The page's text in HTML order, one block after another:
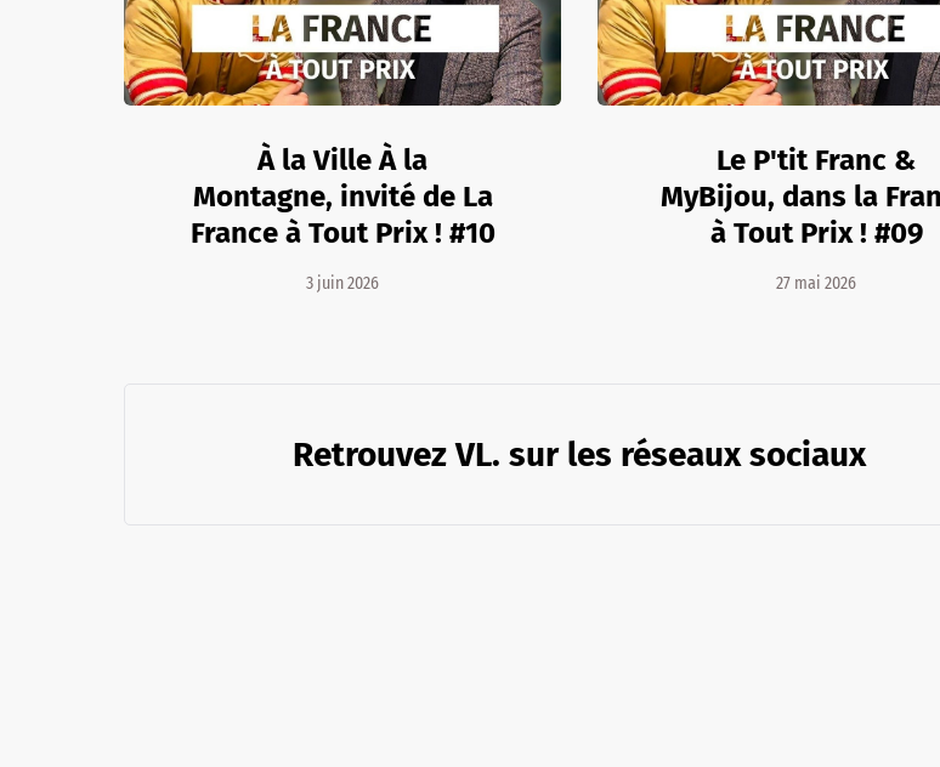
À la Ville À la
Montagne, invité de La
France à Tout Prix ! #10
3 juin 2026
Le P'tit Franc &
MyBijou, dans la
à Tout Prix ! #09
27 mai 2026
Retrouvez VL. sur les réseaux sociaux